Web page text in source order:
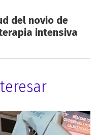
del novio de
intensiva